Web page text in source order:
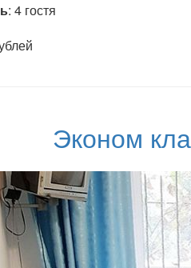
: 4 гостя
Эконом